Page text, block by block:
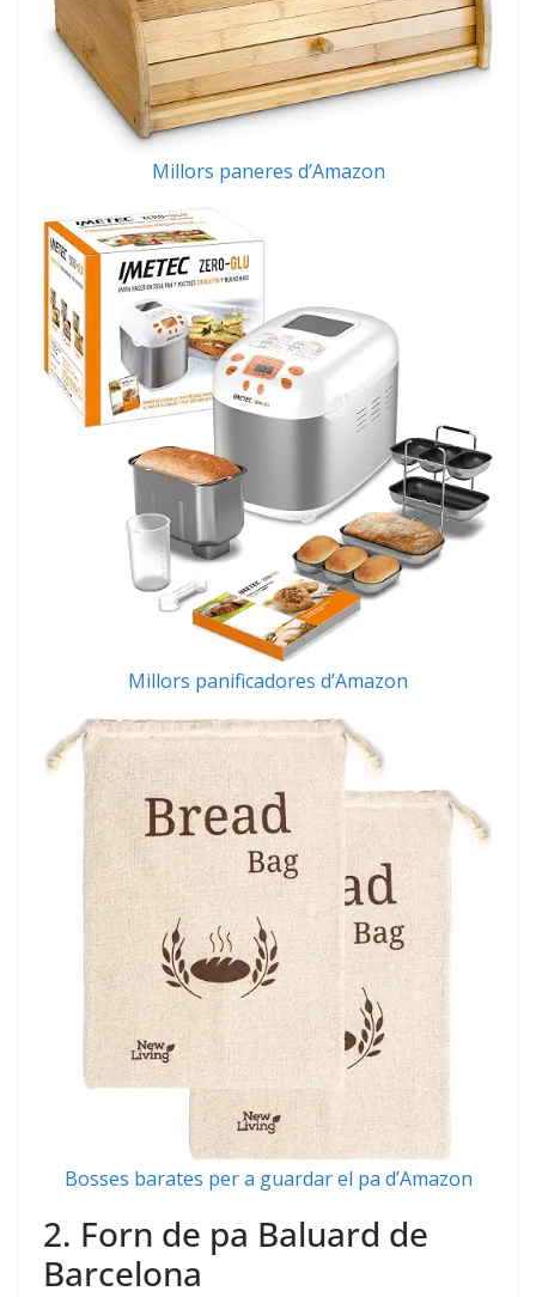
Millors paneres d’Amazon
Millors panificadores d’Amazon
Bosses barates per a guardar el pa d’Amazon
2. Forn de pa Baluard de
Barcelona